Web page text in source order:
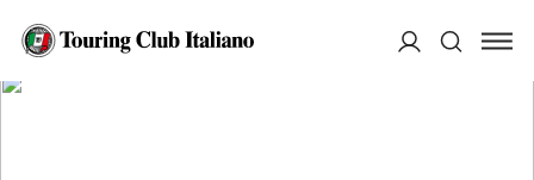
HOME
BERCHTESGADENER LAND TOURISMUS